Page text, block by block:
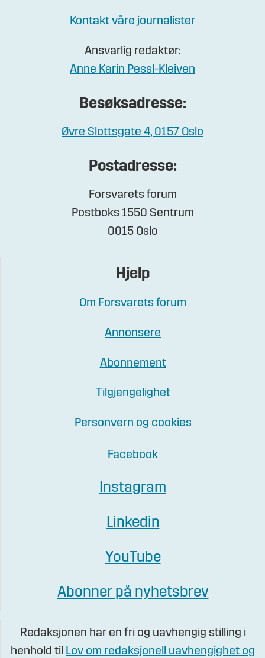
Kontakt våre journalister
Ansvarlig redaktør:
Anne Karin Pessl-Kleiven
Besøksadresse:
Øvre Slottsgate 4, 0157 Oslo
Postadresse:
Forsvarets forum
Postboks 1550 Sentrum
0015 Oslo
Hjelp
Om Forsvarets forum
Annonsere
Abonnement
Tilgjengelighet
Personvern og cookies
Facebook
Instagram
Linkedin
YouTube
Abonner på nyhetsbrev
Redaksjonen har en fri og uavhengig stilling i
henhold til Lov om redaksjonell uavhengighet og